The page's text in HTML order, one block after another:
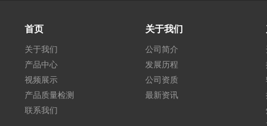
首页
关于我们
产品中心
视频展示
产品质量检测
联系我们
关于我们
公司简介
发展历程
公司资质
最新资讯